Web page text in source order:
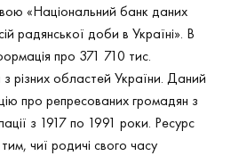
«Національний банк даних
радянської доби в Україні». В
про 371 710 тис.
різних областей України. Даний
про репресованих громадян з
з 1917 по 1991 роки. Ресурс
чиї родичі свого часу